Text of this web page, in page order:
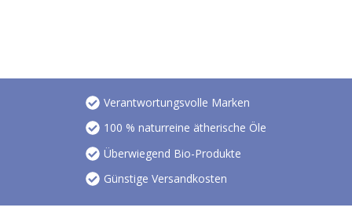
Verantwortungsvolle Marken
100 % naturreine ätherische Öle
Überwiegend Bio-Produkte
Günstige Versandkosten